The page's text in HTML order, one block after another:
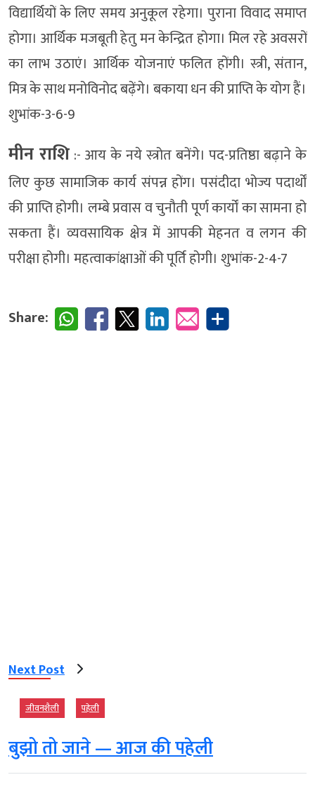
विद्यार्थियों के लिए समय अनुकूल रहेगा। पुराना विवाद समाप्त
होगा। आर्थिक मजबूती हेतु मन केन्द्रित होगा। मिल रहे अवसरों
का लाभ उठाएं। आर्थिक योजनाएं फलित होंगी। स्त्री, संतान,
मित्र के साथ मनोविनोद बढ़ेंगे। बकाया धन की प्राप्ति के योग हैं।
शुभांक-3-6-9
मीन राशि:- आय के नये स्त्रोत बनेंगे। पद-प्रतिष्ठा बढ़ाने के
लिए कुछ सामाजिक कार्य संपन्न होंग। पसंदीदा भोज्य पदार्थों
की प्राप्ति होगी। लम्बे प्रवास व चुनौती पूर्ण कार्यों का सामना हो
सकता हैं। व्यवसायिक क्षेत्र में आपकी मेहनत व लगन की
परीक्षा होगी। महत्वाकांक्षाओं की पूर्ति होगी। शुभांक-2-4-7
Share:
Next Post
जीवनशैली पहेली
बुझो तो जाने — आज की पहेली